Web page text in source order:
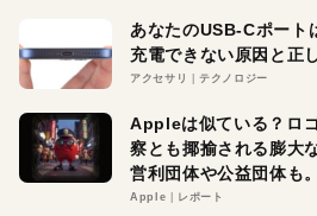
あなたのUSB-Cポート
充電できない原因と正
アクセサリ テクノロジー
Appleは似ている？ロ
察とも揶揄される膨大
営利団体や公益団体も
る理由とは
Apple レポート